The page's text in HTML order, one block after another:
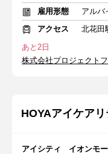
雇用形態
アルバ
アクセス
北花田
あと2日
株式会社プロジェクト
HOYAアイケア
アイシティ イオンモ